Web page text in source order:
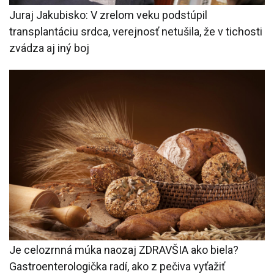
Juraj Jakubisko: V zrelom veku podstúpil
transplantáciu srdca, verejnosť netušila, že v tichosti
zvádza aj iný boj
Je celozrnná múka naozaj ZDRAVŠIA ako biela?
Gastroenterologička radí, ako z pečiva vyťažiť